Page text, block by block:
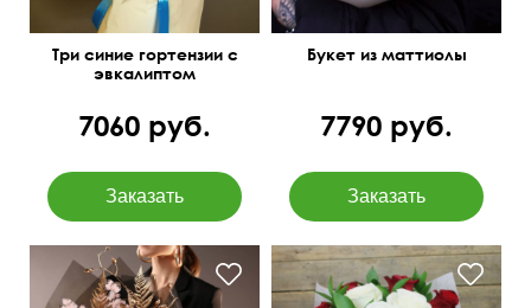
Три синие гортензии с
эвкалиптом
7060 руб.
Букет из маттиолы
7790 руб.